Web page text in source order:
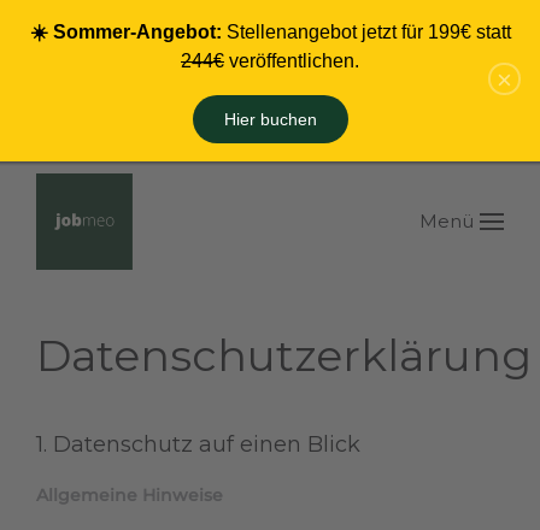
×
☀️ Sommer-Angebot: Stellenangebot jetzt für 199€ statt
244€ veröffentlichen.
Hier buchen
Zum Hauptinhalt springen
Menü
Datenschutzerklärung
1. Datenschutz auf einen Blick
Allgemeine Hinweise